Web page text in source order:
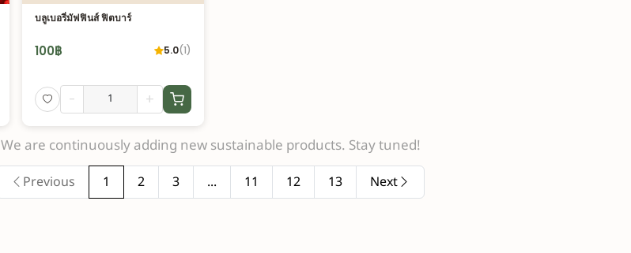
บลูเบอรี่มัฟฟินส์ ฟิตบาร์
100฿ 5.0(1)
- +
We are continuously adding new sustainable products. Stay tuned!
Previous 1 2 3 ... 11 12 13 Next